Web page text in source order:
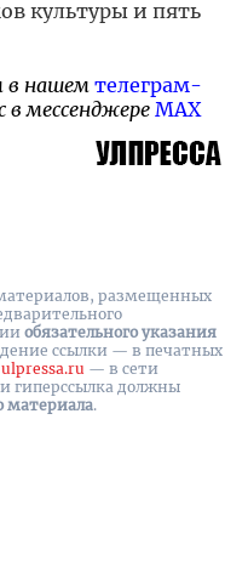
культуры и пять
в нашем телеграм-
мессенджере MAX
размещенных
обязательного указания
ссылки — в печатных
ulpressa.ru — в сети
гиперссылка должны
материала.